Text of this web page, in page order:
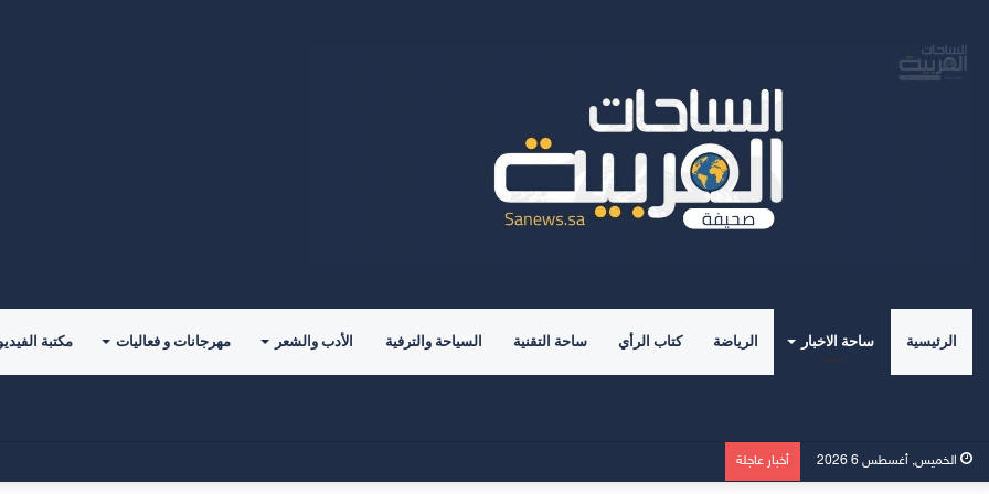
الرئيسية ساحة الاخبار الرياضة كتاب الرأي ساحة التقنية السياحة والترفية الأدب والشعر مهرجانات و فعاليات مكتبة
الخميس, أغسطس 6 2026 أخبار عاجلة